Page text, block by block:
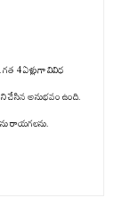
4 ఏళ్లుగా వివిధ
చేసిన అనుభవం ఉంది.
రాయగలను.